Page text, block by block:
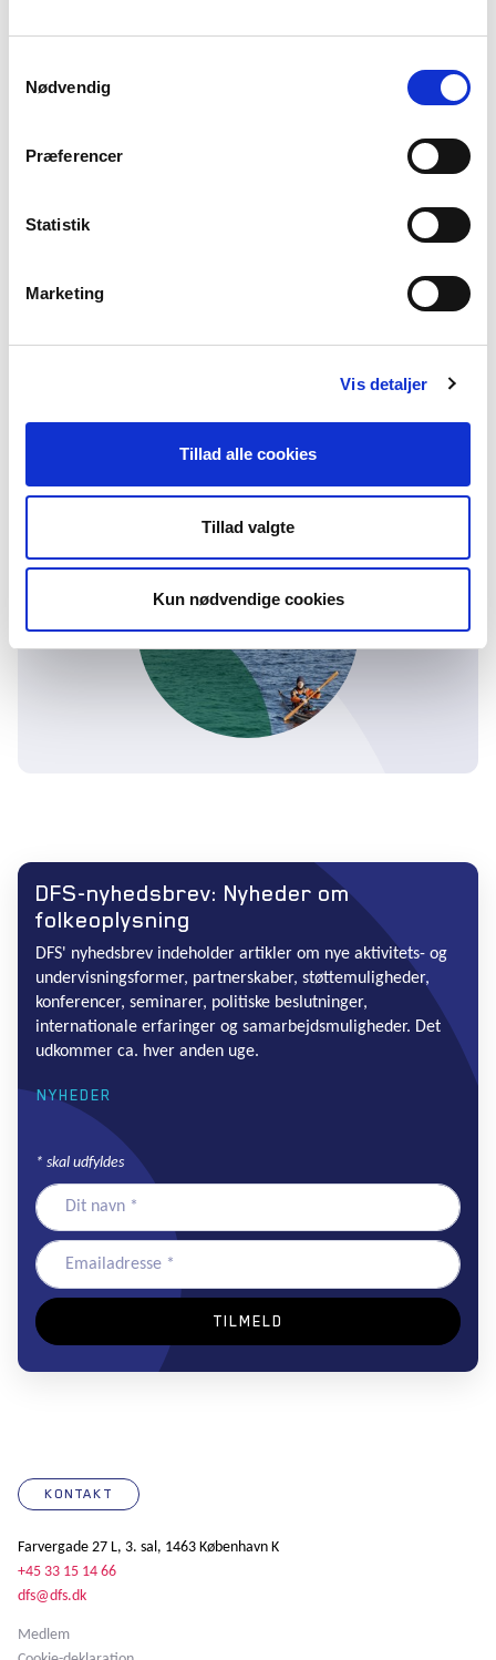
Nødvendig
Præferencer
Statistik
Marketing
Vis detaljer
Tillad alle cookies
Tillad valgte
Kun nødvendige cookies
Folkeoplysning for samtiden og
DFS samarbejder med vores medlemmer for at skabe
DFS vil fremme folkeoplysningens arbejde med
DFS vil fremme folkeoplysningens arbejde med
- især blandt unge.
fleksible adgang til uddannelse og arbejdsliv.
DFS-STRATEGI 2023-2026
DFS-nyhedsbrev: Nyheder om
folkeoplysning
DFS' nyhedsbrev indeholder artikler om nye aktivitets- og
undervisningsformer, partnerskaber, støttemuligheder,
konferencer, seminarer, politiske beslutninger,
internationale erfaringer og samarbejdsmuligheder. Det
udkommer ca. hver anden uge.
NYHEDER
* skal udfyldes
KONTAKT
Farvergade 27 L, 3. sal, 1463 København K
+45 33 15 14 66
dfs@dfs.dk
Medlem